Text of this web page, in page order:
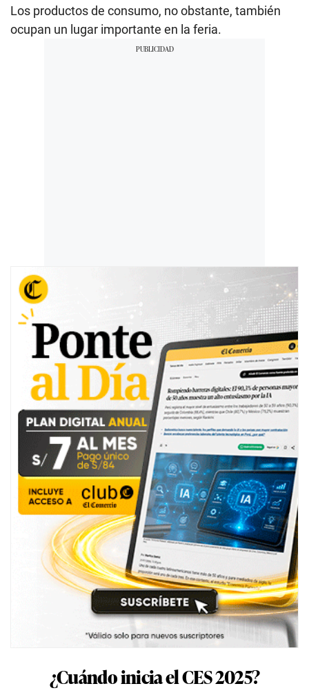
Los productos de consumo, no obstante, también
ocupan un lugar importante en la feria.
¿Cuándo inicia el CES 2025?